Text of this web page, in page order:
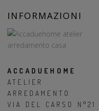
INFORMAZIONI
ACCADUEHOME
ATELIER
ARREDAMENTO
VIA DEL CARSO N°21